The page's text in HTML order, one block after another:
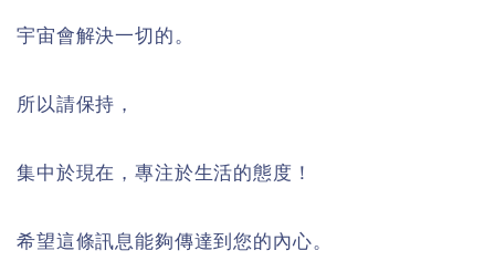
宇宙會解決一切的。
所以請保持，
集中於現在，專注於生活的態度！
希望這條訊息能夠傳達到您的內心。